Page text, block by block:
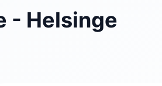
- Helsinge